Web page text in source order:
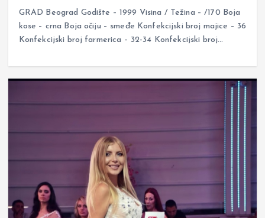
GRAD Beograd Godište – 1999 Visina / Težina – /170 Boja
kose – crna Boja očiju – smeđe Konfekcijski broj majice – 36
Konfekcijski broj farmerica – 32-34 Konfekcijski broj…